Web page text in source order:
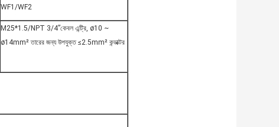
WF1/WF2
M25*1.5/NPT 3/4”কেবল এন্ট্রি, ø10 ~
ø14mm² তারের জন্য উপযুক্ত ≤2.5mm² কন্ডাক্টর